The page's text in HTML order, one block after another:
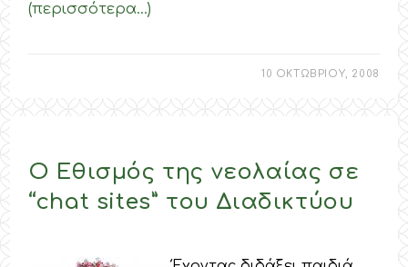
(περισσότερα…)
10 ΟΚΤΩΒΡΙΟΥ, 2008
Ο Εθισμός της νεολαίας σε
“chat sites” του Διαδικτύου